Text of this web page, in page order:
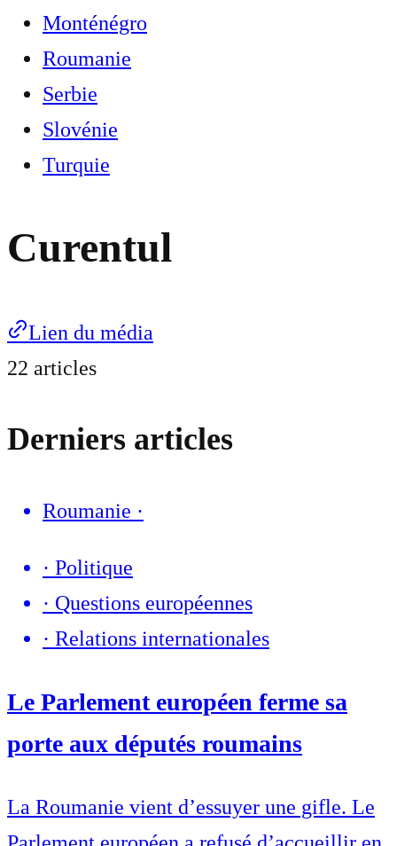
Monténégro
Roumanie
Serbie
Slovénie
Turquie
Curentul
Lien du média
22 articles
Derniers articles
Roumanie ·
· Politique
· Questions européennes
· Relations internationales
Le Parlement européen ferme sa
porte aux députés roumains
La Roumanie vient d’essuyer une gifle. Le